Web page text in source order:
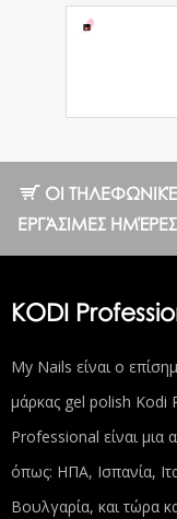
ΟΙ
ΕΡΓΆΣΙΜΕΣ
KODI
My Nails είναι ο
μάρκας gel polish Kodi
Professional είναι μια
όπως: ΗΠΑ, Ισπανία,
Βουλγαρία, και τώρα